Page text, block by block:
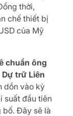
thời,
chế thiết bị
của Mỹ
chuẩn ông
Dự trữ Liên
dồn vào kỳ
suất đầu tiên
bố. Đây sẽ là